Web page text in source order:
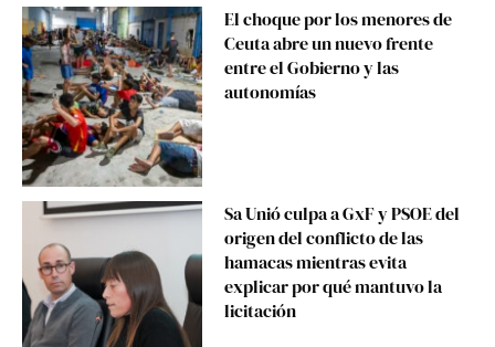
El choque por los menores de
Ceuta abre un nuevo frente
entre el Gobierno y las
autonomías
Sa Unió culpa a GxF y PSOE del
origen del conflicto de las
hamacas mientras evita
explicar por qué mantuvo la
licitación